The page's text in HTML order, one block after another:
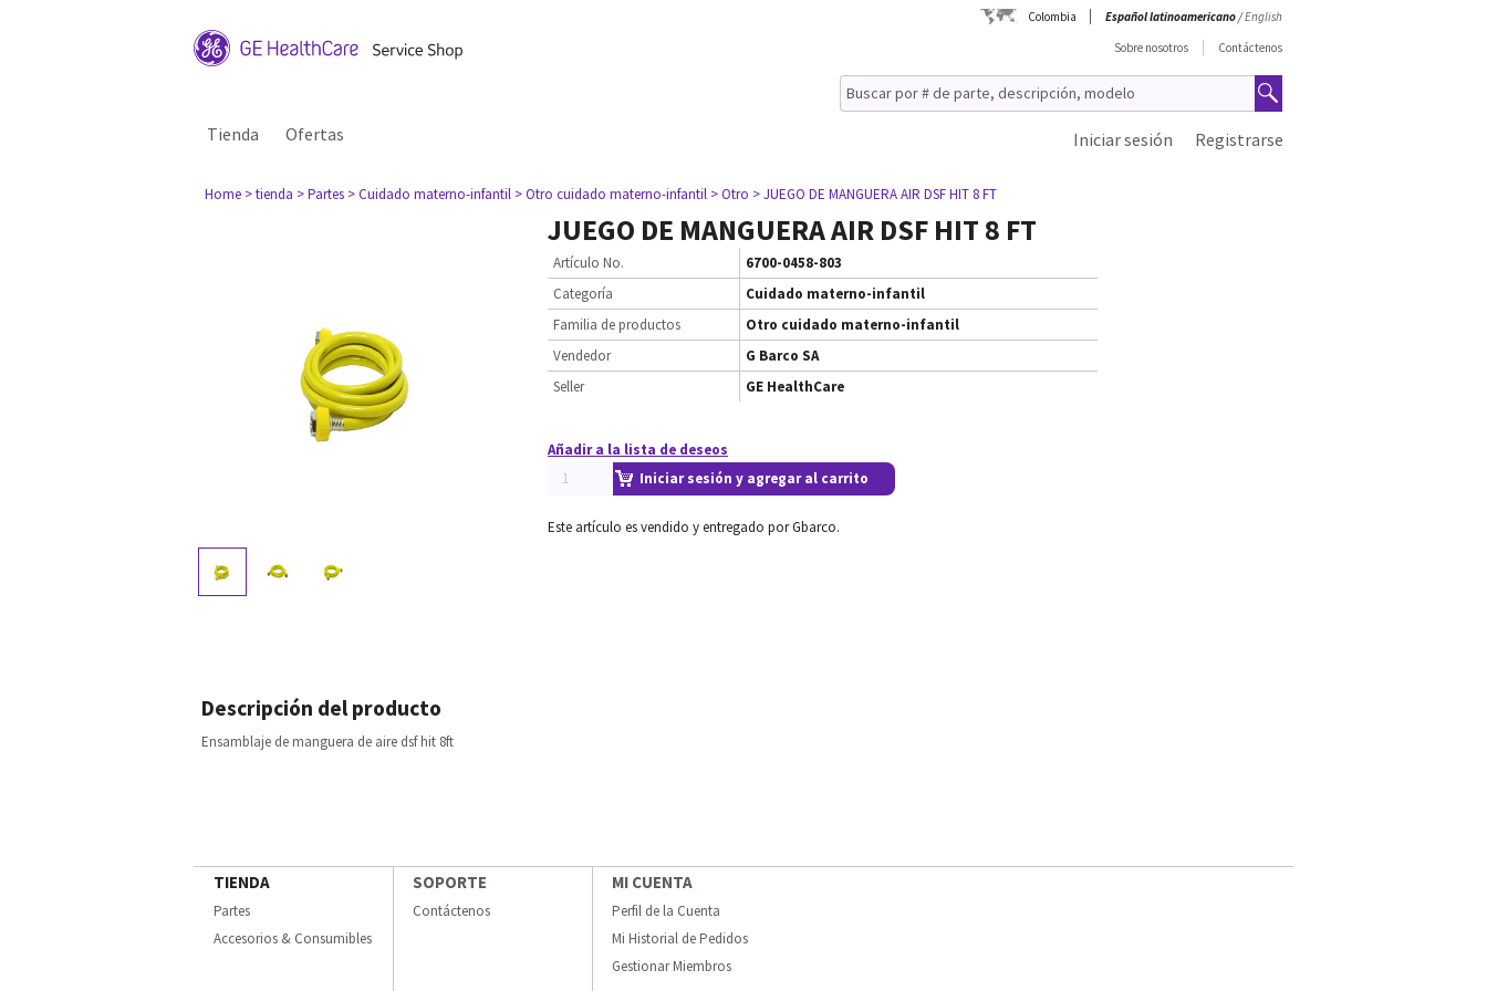
Colombia Español latinoamericano/English
Sobre nosotros
Contáctenos
Tienda Ofertas Registrarse
Iniciar sesión
Home > tienda > Partes > Cuidado materno-infantil > Otro cuidado materno-infantil > Otro > JUEGO DE MANGUERA AIR DSF HIT 8 FT
JUEGO DE MANGUERA AIR DSF HIT 8 FT
Artículo No.
6700-0458-803
Categoría
Cuidado materno-infantil
Familia de productos
Otro cuidado materno-infantil
Vendedor
G Barco SA
Seller
GE HealthCare
Añadir a la lista de deseos
Iniciar sesión y agregar al carrito
Este artículo es vendido y entregado por Gbarco.
Descripción del producto
Ensamblaje de manguera de aire dsf hit 8ft
TIENDA
Partes
Accesorios & Consumibles
SOPORTE
Contáctenos
MI CUENTA
Perfil de la Cuenta
Mi Historial de Pedidos
Gestionar Miembros